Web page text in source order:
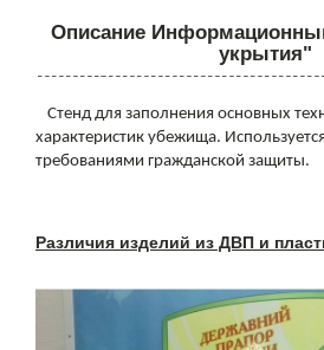
Описание
укрытия"
Стенд для заполнения основных
характеристик убежища.
требованиями гражданской защиты.
Различия изделий из ДВП и